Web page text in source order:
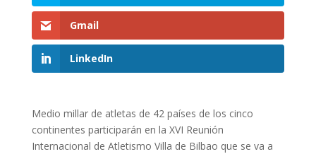
Gmail
LinkedIn
Medio millar de atletas de 42 países de los cinco
continentes participarán en la XVI Reunión
Internacional de Atletismo Villa de Bilbao que se va a